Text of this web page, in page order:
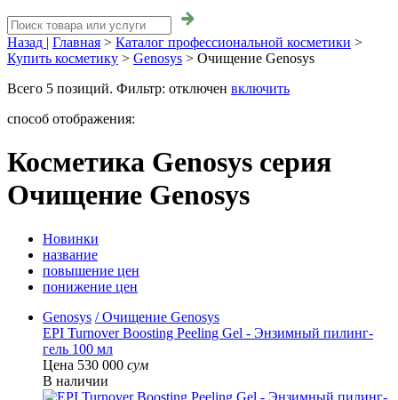
Назад | Главная > Каталог профессиональной косметики >
Купить косметику > Genosys > Очищение Genosys
Всего 5 позиций. Фильтр: отключен включить
способ отображения:
Косметика Genosys серия
Очищение Genosys
Новинки
название
повышение цен
понижение цен
Genosys / Очищение Genosys
EPI Turnover Boosting Peeling Gel - Энзимный пилинг-
гель 100 мл
Цена 530 000 сум
В наличии